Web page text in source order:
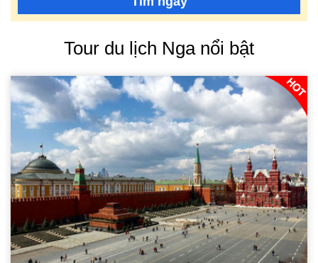
Tour du lịch Nga nổi bật